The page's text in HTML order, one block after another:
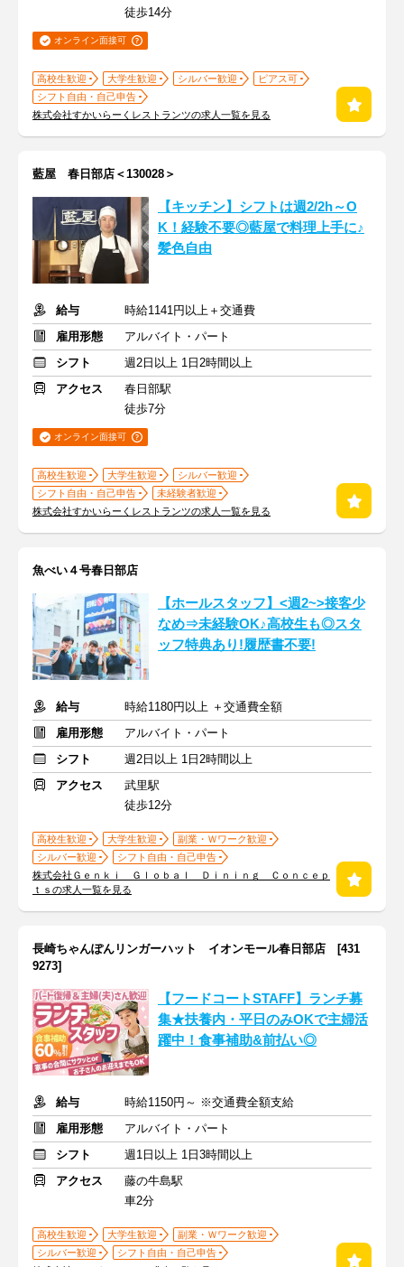
徒歩14分
オンライン面接可
高校生歓迎 大学生歓迎 シルバー歓迎
ピアス可
シフト自由・自己申告
株式会社すかいらーくレストランツの求人一覧を見る
藍屋 春日部店＜130028＞
【キッチン】シフトは週2/2h～O
K！経験不要◎藍屋で料理上手に♪
髪色自由
給与
時給1141円以上＋交通費
雇用形態
アルバイト・パート
シフト
週2日以上 1日2時間以上
アクセス
春日部駅
徒歩7分
オンライン面接可
高校生歓迎 大学生歓迎
シルバー歓迎
シフト自由・自己申告
未経験者歓迎
株式会社すかいらーくレストランツの求人一覧を見る
魚べい４号春日部店
【ホールスタッフ】<週2~>接客少
なめ⇒未経験OK♪高校生も◎スタ
ッフ特典あり!履歴書不要!
給与
時給1180円以上 ＋交通費全額
雇用形態
アルバイト・パート
シフト
週2日以上 1日2時間以上
アクセス
武里駅
徒歩12分
高校生歓迎 大学生歓迎
副業・Ｗワーク歓迎
シルバー歓迎
シフト自由・自己申告
株式会社Ｇｅｎｋｉ Ｇｌｏｂａｌ Ｄｉｎｉｎｇ Ｃｏｎｃｅｐ
ｔｓの求人一覧を見る
長崎ちゃんぽんリンガーハット イオンモール春日部店 [431
9273]
【フードコートSTAFF】ランチ募
集★扶養内・平日のみOKで主婦活
躍中！食事補助&前払い◎
給与
時給1150円～ ※交通費全額支給
雇用形態
アルバイト・パート
シフト
週1日以上 1日3時間以上
アクセス
藤の牛島駅
車2分
高校生歓迎 大学生歓迎
副業・Ｗワーク歓迎
シルバー歓迎
シフト自由・自己申告